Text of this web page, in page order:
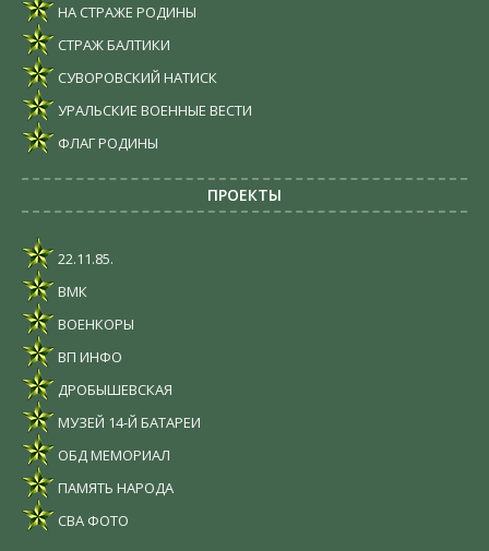
НА СТРАЖЕ РОДИНЫ
СТРАЖ БАЛТИКИ
СУВОРОВСКИЙ НАТИСК
УРАЛЬСКИЕ ВОЕННЫЕ ВЕСТИ
ФЛАГ РОДИНЫ
ПРОЕКТЫ
22.11.85.
ВМК
ВОЕНКОРЫ
ВП ИНФО
ДРОБЫШЕВСКАЯ
МУЗЕЙ 14-Й БАТАРЕИ
ОБД МЕМОРИАЛ
ПАМЯТЬ НАРОДА
СВА ФОТО